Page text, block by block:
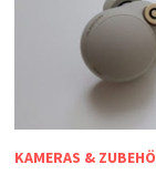
KAMERAS &